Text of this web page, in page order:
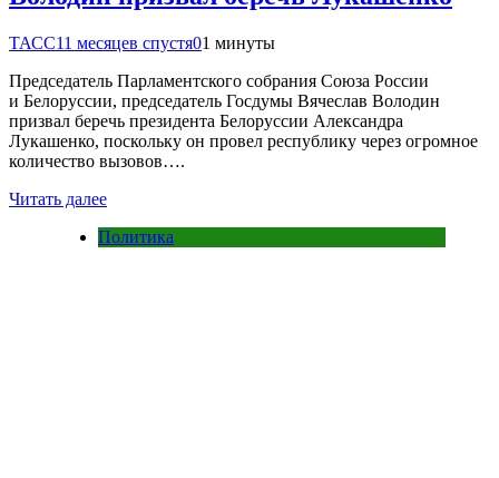
ТАСС11 месяцев спустя01 минуты
Председатель Парламентского собрания Союза России
и Белоруссии, председатель Госдумы Вячеслав Володин
призвал беречь президента Белоруссии Александра
Лукашенко, поскольку он провел республику через огромное
количество вызовов….
Читать далее
Политика